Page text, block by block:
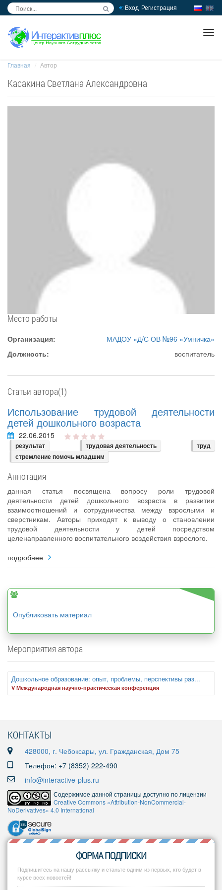
Вход Регистрация
Главная Автор
Касакина Светлана Александровна
Место работы
Организация:
МАДОУ «Д/С ОВ №96 «Умничка»
Должность:
воспитатель
Статьи автора(1)
Использование трудовой деятельности
детей дошкольного возраста
22.06.2015
результат трудовая деятельность
труд
стремление помочь младшим
Аннотация
данная статья посвящена вопросу роли трудовой
деятельности детей дошкольного возраста в развитии
взаимоотношений и сотрудничества между взрослыми и
сверстникам. Авторы приходят к выводу о становлении
трудовой деятельности у детей посредством
целенаправленного воспитательного воздействия взрослого.
подробнее
Опубликовать материал
Мероприятия автора
Дошкольное образование: опыт, проблемы, перспективы раз...
V Международная научно-практическая конференция
КОНТАКТЫ
428000, г. Чебоксары, ул. Гражданская, Дом 75
Телефон: +7 (8352) 222-490
info@interactive-plus.ru
Содержимое данной страницы доступно по лицензии
Creative Commons «Attribution-NonCommercial-
NoDerivatives» 4.0 International
ФОРМА ПОДПИСКИ
Подпишитесь на нашу рассылку и станьте одним из первых, кто будет в
курсе всех новостей!